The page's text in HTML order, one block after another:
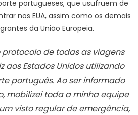
portugueses, que usufruem de
nos EUA, assim como os demais
da União Europeia.
protocolo de todas as viagens
aos Estados Unidos utilizando
português. Ao ser informado
mobilizei toda a minha equipe
visto regular de emergência,